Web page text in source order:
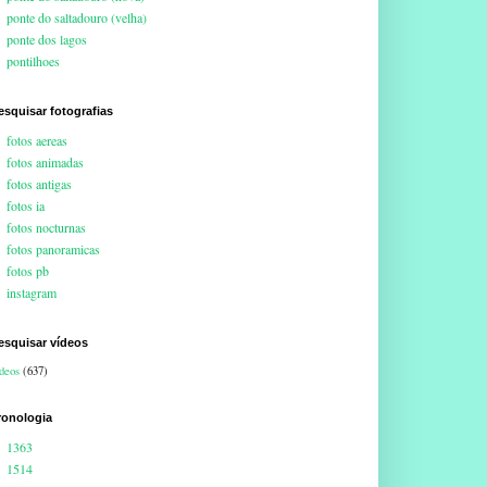
ponte do saltadouro (velha)
ponte dos lagos
pontilhoes
fotografias
fotos aereas
fotos animadas
fotos antigas
fotos ia
fotos nocturnas
fotos panoramicas
fotos pb
instagram
vídeos
(637)
1363
1514